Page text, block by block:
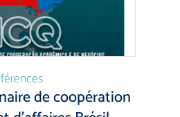
de coopération